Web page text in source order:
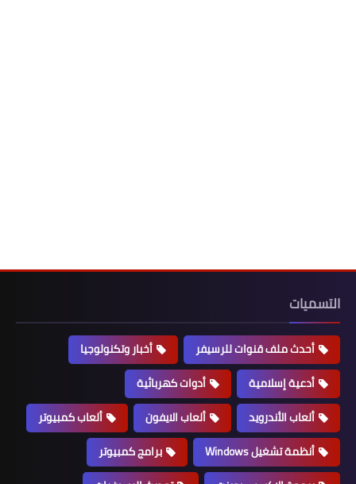
التسميات
أحدث ملف قنوات للرسيفر
أخبار وتكنولوجيا
أدعية إسلامية
أدوات كهربائية
ألعاب الأندرويد
ألعاب الايفون
ألعاب كمبيوتر
أنظمة تشغيل Windows
برامج كمبيوتر